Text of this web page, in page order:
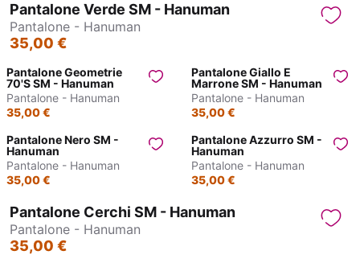
Pantalone Verde SM - Hanuman
Pantalone - Hanuman
35,00 €
Pantalone Geometrie
70's SM - Hanuman
Pantalone - Hanuman
35,00 €
Pantalone Giallo E
Marrone SM - Hanuman
Pantalone - Hanuman
35,00 €
Pantalone Nero SM -
Hanuman
Pantalone - Hanuman
35,00 €
Pantalone Azzurro SM -
Hanuman
Pantalone - Hanuman
35,00 €
Pantalone Cerchi SM - Hanuman
Pantalone - Hanuman
35,00 €